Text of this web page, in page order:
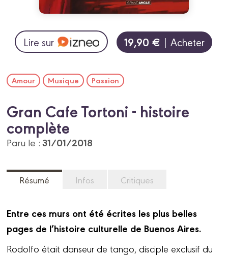
Lire sur 19,90 € | Acheter
Amour Musique Passion
Gran Cafe Tortoni - histoire
complète
Paru le :31/01/2018
Résumé Infos Critiques
Entre ces murs ont été écrites les plus belles
pages de l’histoire culturelle de Buenos Aires.
Rodolfo était danseur de tango, disciple exclusif du